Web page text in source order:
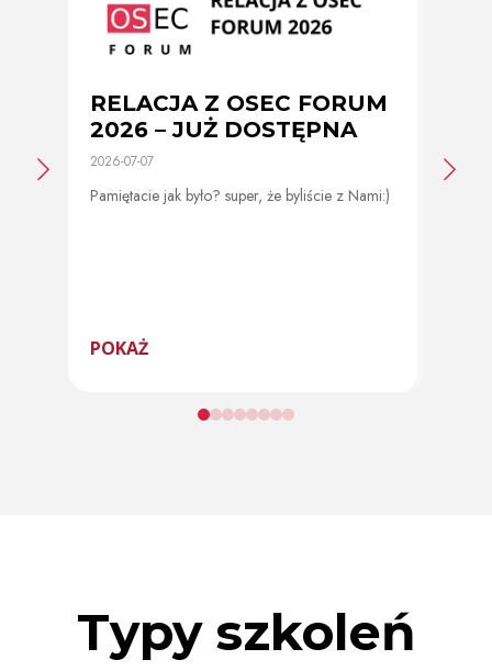
RELACJA Z OSEC FORUM
2026 – JUŻ DOSTĘPNA
2026-07-07
Pamiętacie jak było? super, że byliście z Nami:)
POKAŻ
2026-
Typy szkoleń